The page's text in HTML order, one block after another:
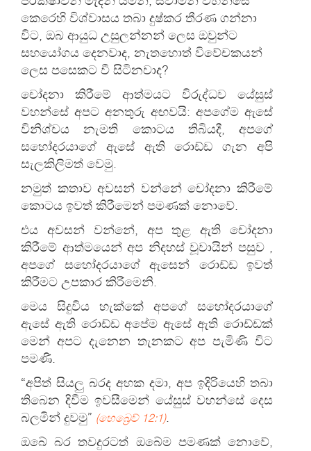
කෙරෙහි විශ්වාසය තබා දුෂ්කර තීරණ ගන්නා
විට, ඔබ ආයුධ උසුලන්නන් ලෙස ඔවුන්ට
සහයෝගය දෙනවාද, නැතහොත් විවේචකයන්
ලෙස පසෙකට වී සිටිනවාද?
චෝදනා කිරීමේ ආත්මයට විරුද්ධව යේසුස්
වහන්සේ අපට අනතුරු අඟවයි: අපගේම ඇසේ
විනිශ්චය නැමති කොටය තිබියදී, අපගේ
සහෝදරයාගේ ඇසේ ඇති රොඩ්ඩ ගැන අපි
සැලකිලිමත් වෙමු.
නමුත් කතාව අවසන් වන්නේ චෝදනා කිරීමේ
කොටය ඉවත් කිරීමෙන් පමණක් නොවේ.
එය අවසන් වන්නේ, අප තුළ ඇති චෝදනා
කිරීමේ ආත්මයෙන් අප නිදහස් වූවායින් පසුව ,
අපගේ සහෝදරයාගේ ඇසෙන් රොඩ්ඩ ඉවත්
කිරීමට උපකාර කිරීමෙනි.
මෙය සිදුවිය හැක්කේ අපගේ සහෝදරයාගේ
ඇසේ ඇති රොඩ්ඩ අපේම ඇසේ ඇති රොඩ්ඩක්
මෙන් අපට දැනෙන තැනකට අප පැමිණි විට
පමණි.
“අපිත් සියලු බරද අහක දමා, අප ඉදිරියෙහි තබා
තිබෙන දිවීම ඉවසීමෙන් යේසුස් වහන්සේ දෙස
බලමින් දුවමු” (හෙබ්‍රෙව් 12:1).
ඔබේ බර තවදුරටත් ඔබේම පමණක් නොවේ,